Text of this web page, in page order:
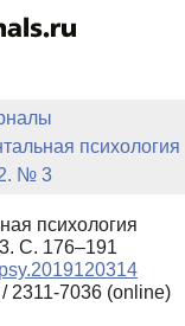
содержанию
НОВОСТИ
КЛЮЧЕВЫЕ СЛОВА
психология
№ 3
психология
С. 176–191
2311-7036 (online)